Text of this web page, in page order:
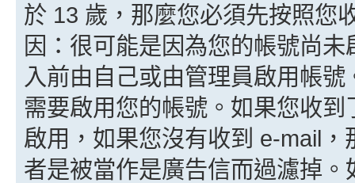
於 13 歲，那麼您必須先按照您
因：很可能是因為您的帳號尚
入前由自己或由管理員啟用帳
需要啟用您的帳號。如果您收
啟用，如果您沒有收到 e-mail
者是被當作是廣告信而過濾掉